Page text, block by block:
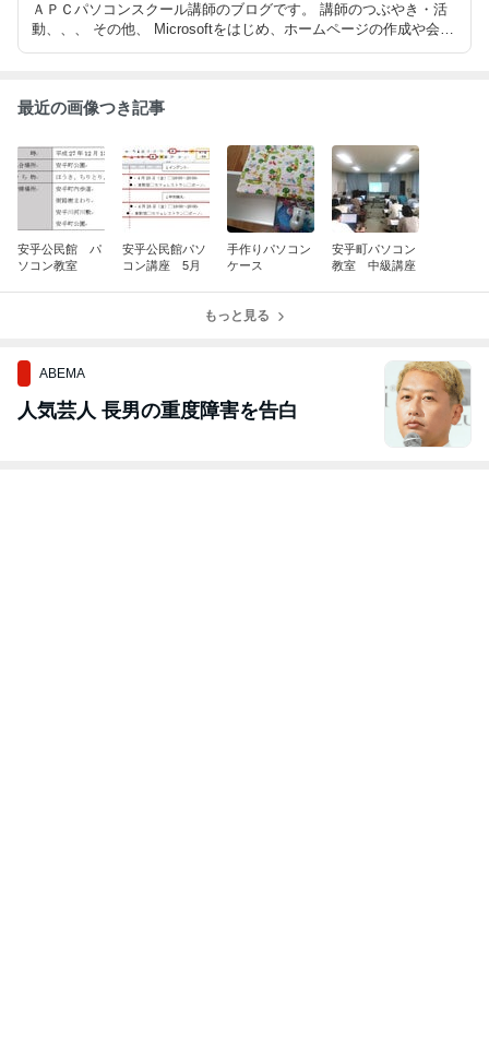
ＡＰＣパソコンスクール講師のブログです。 講師のつぶやき・活
動、、、 その他、 Microsoftをはじめ、ホームページの作成や会計
ソフトの指導をするなかで皆さまからいただく生の声を基に、実践
最近の画像つき記事
安乎公民館 パ
ソコン教室
安乎公民館パソ
コン講座 5月
手作りパソコン
ケース
安乎町パソコン
教室 中級講座
もっと見る
ABEMA
人気芸人 長男の重度障害を告白